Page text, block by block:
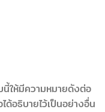
นี้ให้มีความหมายดังต่อ
ด้อธิบายไว้เป็นอย่างอื่น